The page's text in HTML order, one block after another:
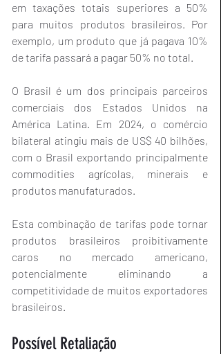
em taxações totais superiores a 50%
para muitos produtos brasileiros. Por
exemplo, um produto que já pagava 10%
de tarifa passará a pagar 50% no total.
O Brasil é um dos principais parceiros
comerciais dos Estados Unidos na
América Latina. Em 2024, o comércio
bilateral atingiu mais de US$ 40 bilhões,
com o Brasil exportando principalmente
commodities agrícolas, minerais e
produtos manufaturados.
Esta combinação de tarifas pode tornar
produtos brasileiros proibitivamente
caros no mercado americano,
potencialmente eliminando a
competitividade de muitos exportadores
brasileiros.
Possível Retaliação